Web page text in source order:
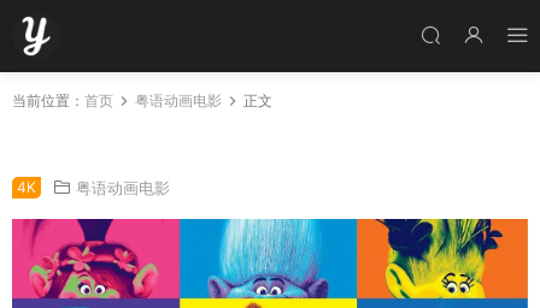
当前位置： 首页 粤语动画电影 正文
4K 粤语动画电影